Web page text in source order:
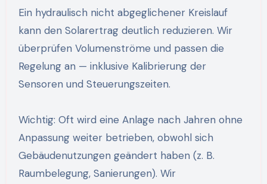
Ein hydraulisch nicht abgeglichener Kreislauf
kann den Solarertrag deutlich reduzieren. Wir
überprüfen Volumenströme und passen die
Regelung an — inklusive Kalibrierung der
Sensoren und Steuerungszeiten.
Wichtig: Oft wird eine Anlage nach Jahren ohne
Anpassung weiter betrieben, obwohl sich
Gebäudenutzungen geändert haben (z. B.
Raumbelegung, Sanierungen). Wir